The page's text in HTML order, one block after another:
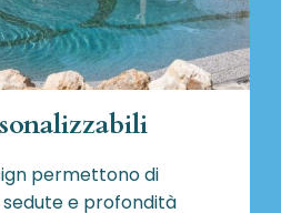
permettono di
sedute e profondità